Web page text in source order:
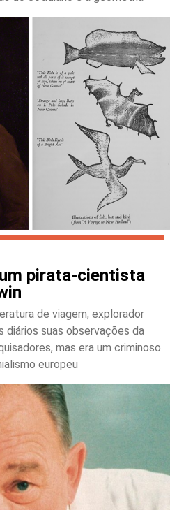
pirata-cientista
de viagem, explorador
diários suas observações da
mas era um criminoso
europeu